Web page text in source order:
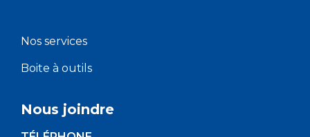
Nos services
Boite à outils
Nous joindre